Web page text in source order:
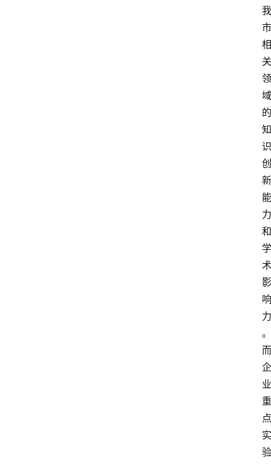
我
市
相
关
领
域
的
知
识
创
新
能
力
和
学
术
影
响
力
。
而
企
业
重
点
实
验